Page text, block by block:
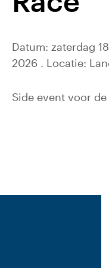
Datum: zaterdag
2026 . Locatie:
Side event voor